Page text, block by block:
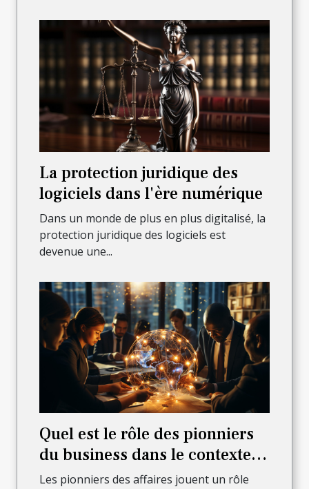
La protection juridique des
logiciels dans l'ère numérique
Dans un monde de plus en plus digitalisé, la
protection juridique des logiciels est
devenue une...
Quel est le rôle des pionniers
du business dans le contexte
international?
Les pionniers des affaires jouent un rôle